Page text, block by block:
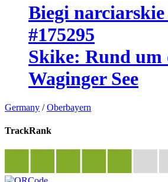
Biegi narciarskie
#175295
Skike: Rund um
Waginger See
Germany /Oberbayern
TrackRank